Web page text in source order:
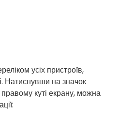
усіх пристроїв,
Натиснувши на значок
куті екрану, можна